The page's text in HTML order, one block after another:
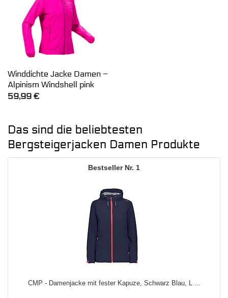
Winddichte Jacke Damen –
Alpinism Windshell pink
59,99 €
Das sind die beliebtesten
Bergsteigerjacken Damen Produkte
1
CMP - Damenjacke mit fester Kapuze, Schwarz Blau, L ...